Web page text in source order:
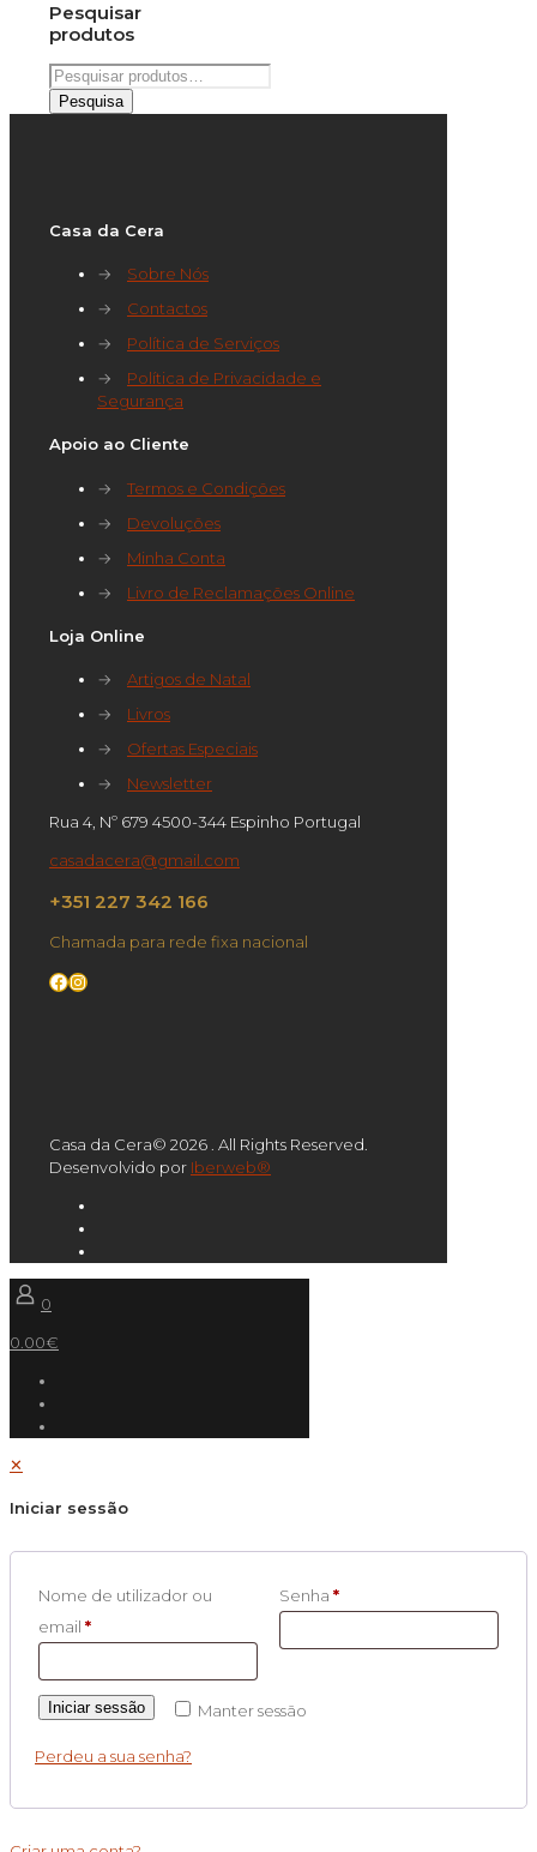
Pesquisar
produtos
Pesquisar
por:
Pesquisa
Casa da Cera
→
Sobre Nós
→
Contactos
→
Política de Serviços
→
Política de Privacidade e
Segurança
Apoio ao Cliente
→
Termos e Condições
→
Devoluções
→
Minha Conta
→
Livro de Reclamações Online
Loja Online
→
Artigos de Natal
→
Livros
→
Ofertas Especiais
→
Newsletter
Rua 4, Nº 679 4500-344 Espinho Portugal
casadacera@gmail.com
+351 227 342 166
Chamada para rede fixa nacional
Facebook
Instagram
Casa da Cera© 2026 . All Rights Reserved.
Desenvolvido por Iberweb®
0
0.00€
✕
Iniciar sessão
Nome de utilizador ou
email *
Senha *
Manter sessão
Iniciar sessão
Perdeu a sua senha?